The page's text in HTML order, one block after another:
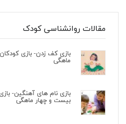
مقالات روانشناسی کودک
بازی کف زدن- بازی
ماهگی
بازی نام های آهنگین-
بیست و چهار ماهگی